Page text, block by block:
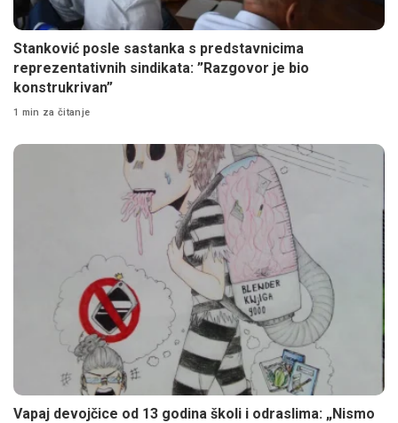
Stanković posle sastanka s predstavnicima
reprezentativnih sindikata: ”Razgovor je bio
konstrukrivan”
1 min za čitanje
Vapaj devojčice od 13 godina školi i odraslima: „Nismo